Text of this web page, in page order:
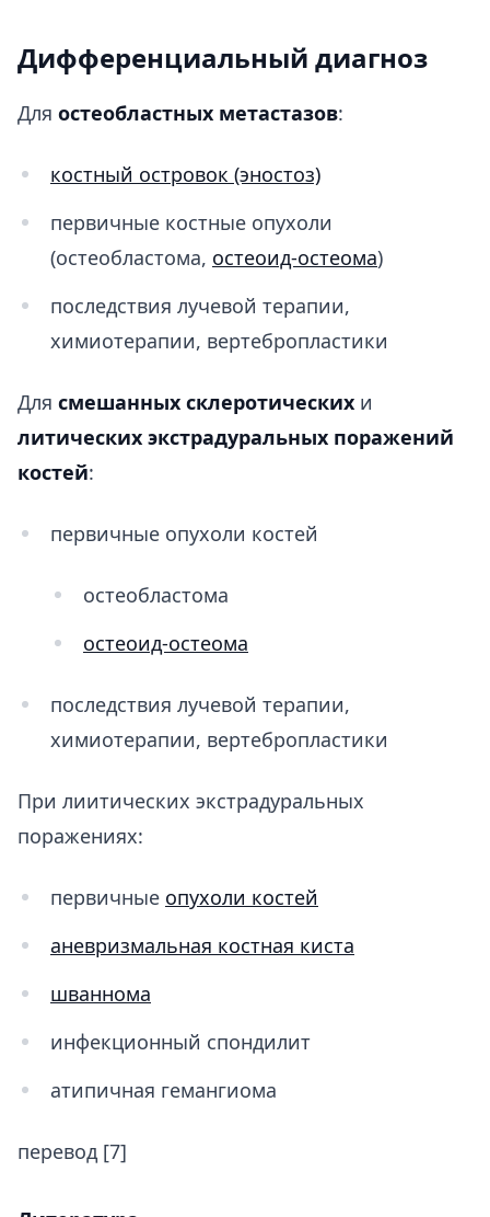
Дифференциальный диагноз
Для остеобластных метастазов:
костный островок (эностоз)
первичные костные опухоли
(остеобластома, остеоид-остеома)
последствия лучевой терапии,
химиотерапии, вертебропластики
Для смешанных склеротических и
литических экстрадуральных поражений
костей:
первичные опухоли костей
остеобластома
остеоид-остеома
последствия лучевой терапии,
химиотерапии, вертебропластики​
При лиитических экстрадуральных
поражениях:
первичные опухоли костей
аневризмальная костная киста
шваннома
инфекционный спондилит
атипичная гемангиома
перевод [7]